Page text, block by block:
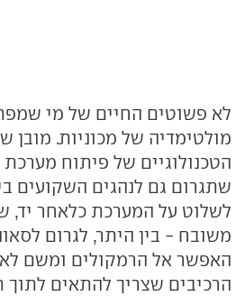
לא פשוטים החיים של מי
מולטימדיה של מכוניות. מובן
הטכנולוגיים של פיתוח מערכת
שתגרום גם לנהגים השקועים
לשלוט על המערכת כלאחר יד,
משובח - בין היתר, לגרום
האפשר אל הרמקולים ומשם
הרכיבים שצריך להתאים לתוך